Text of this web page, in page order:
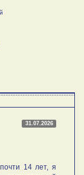
31.07.2026
14 лет, я